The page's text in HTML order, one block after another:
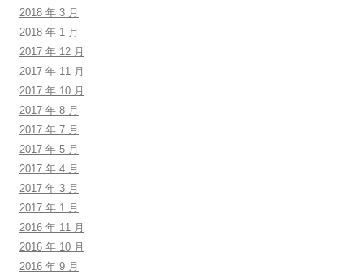
2018 年 3 月
2018 年 1 月
2017 年 12 月
2017 年 11 月
2017 年 10 月
2017 年 8 月
2017 年 7 月
2017 年 5 月
2017 年 4 月
2017 年 3 月
2017 年 1 月
2016 年 11 月
2016 年 10 月
2016 年 9 月